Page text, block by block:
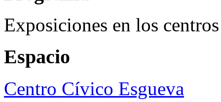
Exposiciones en los
Espacio
Centro Cívico Esgueva